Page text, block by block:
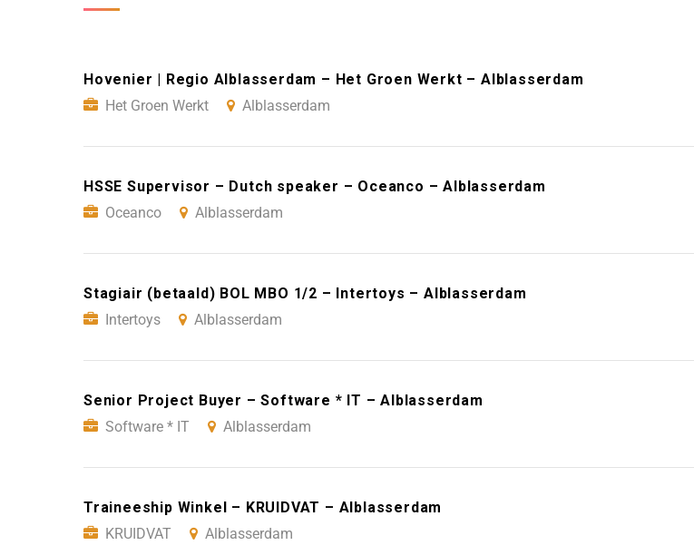
Hovenier | Regio Alblasserdam – Het Groen Werkt – Alblasserdam
Het Groen Werkt
Alblasserdam
HSSE Supervisor – Dutch speaker – Oceanco – Alblasserdam
Oceanco
Alblasserdam
Stagiair (betaald) BOL MBO 1/2 – Intertoys – Alblasserdam
Intertoys
Alblasserdam
Senior Project Buyer – Software * IT – Alblasserdam
Software * IT
Alblasserdam
Traineeship Winkel – KRUIDVAT – Alblasserdam
KRUIDVAT
Alblasserdam